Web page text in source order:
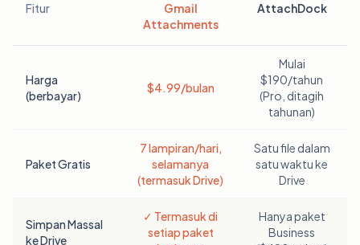
Fitur
Gmail
Attachments
AttachDock
Harga
(berbayar)
$4.99/bulan
Mulai
$190/tahun
(Pro, ditagih
tahunan)
Paket Gratis
7 lampiran/hari,
selamanya
(termasuk Drive)
Satu file dalam
satu waktu ke
Drive
Simpan Massal
ke Drive
✓ Termasuk di
setiap paket
Hanya paket
Business